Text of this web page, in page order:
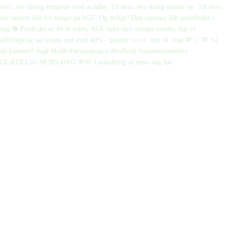
GLÆDELIG MORS DAG 🌸🩷 I anledning af mors dag har